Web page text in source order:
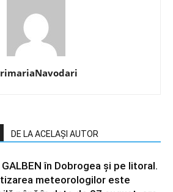
DE LA ACELAȘI AUTOR
GALBEN în Dobrogea și pe litoral.
meteorologilor este